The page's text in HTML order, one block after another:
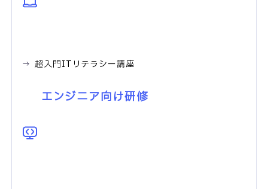
超入門ITリテラシー講座
エンジニア向け研修